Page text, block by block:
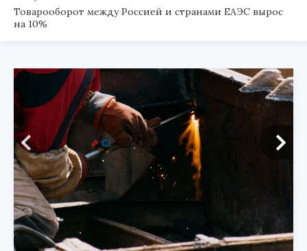
Товарооборот между Россией и странами ЕАЭС вырос
на 10%